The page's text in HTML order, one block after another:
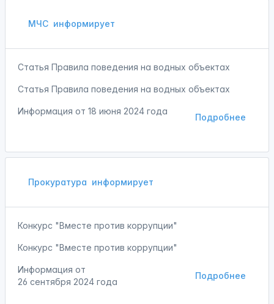
МЧС информирует
Статья Правила поведения на водных объектах
Статья Правила поведения на водных объектах
Подробнее
Информация от 18 июня 2024 года
Прокуратура информирует
Конкурс "Вместе против коррупции"
Конкурс "Вместе против коррупции"
Подробнее
Информация от
26 сентября 2024 года